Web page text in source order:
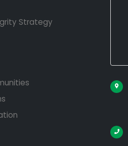
Strategy